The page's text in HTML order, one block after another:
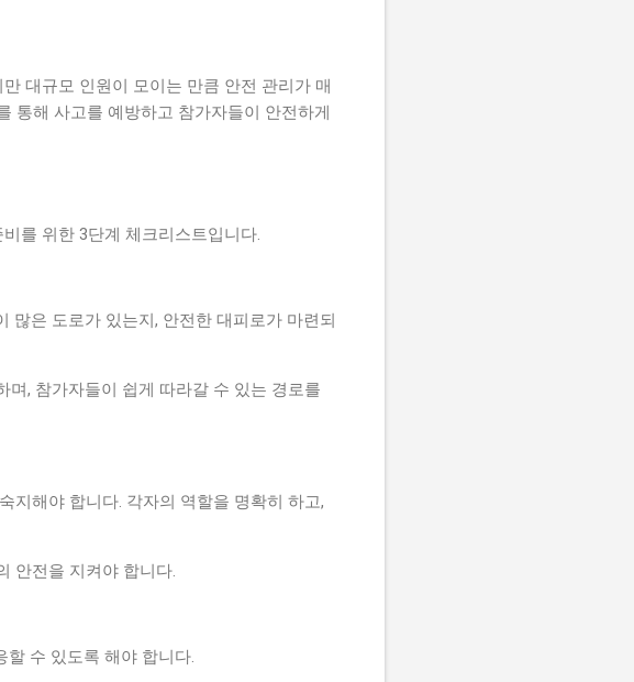
대규모 인원이 모이는 만큼 안전 관리가 매
통해 사고를 예방하고 참가자들이 안전하게
를 위한 3단계 체크리스트입니다.
많은 도로가 있는지, 안전한 대피로가 마련되
, 참가자들이 쉽게 따라갈 수 있는 경로를
지해야 합니다. 각자의 역할을 명확히 하고,
안전을 지켜야 합니다.
수 있도록 해야 합니다.